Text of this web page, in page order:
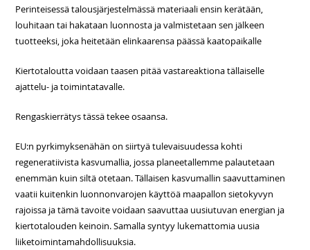
Perinteisessä talousjärjestelmässä materiaali ensin kerätään,
louhitaan tai hakataan luonnosta ja valmistetaan sen jälkeen
tuotteeksi, joka heitetään elinkaarensa päässä kaatopaikalle
Kiertotaloutta voidaan taasen pitää vastareaktiona tällaiselle
ajattelu- ja toimintatavalle.
Rengaskierrätys tässä tekee osaansa.
EU:n pyrkimyksenähän on siirtyä tulevaisuudessa kohti
regeneratiivista kasvumallia, jossa planeetallemme palautetaan
enemmän kuin siltä otetaan. Tällaisen kasvumallin saavuttaminen
vaatii kuitenkin luonnonvarojen käyttöä maapallon sietokyvyn
rajoissa ja tämä tavoite voidaan saavuttaa uusiutuvan energian ja
kiertotalouden keinoin. Samalla syntyy lukemattomia uusia
liiketoimintamahdollisuuksia.